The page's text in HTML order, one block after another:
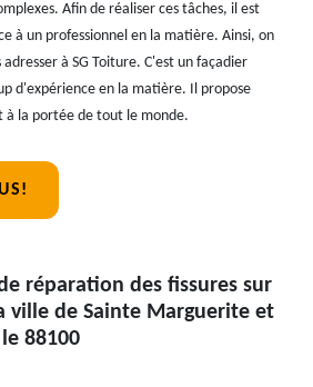
Afin de réaliser ces tâches, il est
à un professionnel en la matière. Ainsi, on
à SG Toiture. C'est un façadier
d'expérience en la matière. Il propose
à la portée de tout le monde.
réparation des fissures sur
ville de Sainte Marguerite et
88100